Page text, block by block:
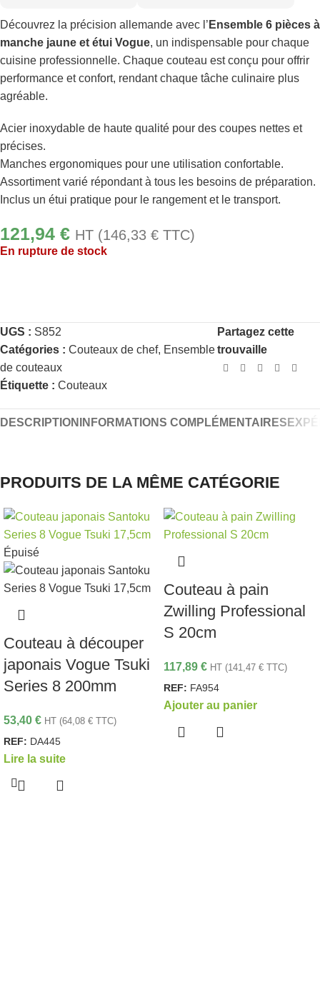
Découvrez la précision allemande avec l’ Ensemble 6 pièces à
manche jaune et étui Vogue, un indispensable pour chaque
cuisine professionnelle. Chaque couteau est conçu pour offrir
performance et confort, rendant chaque tâche culinaire plus
agréable.
Acier inoxydable de haute qualité pour des coupes nettes et
précises.
Manches ergonomiques pour une utilisation confortable.
Assortiment varié répondant à tous les besoins de préparation.
Inclus un étui pratique pour le rangement et le transport.
121,94 € HT (146,33 € TTC)
En rupture de stock
UGS : S852
Catégories : Couteaux de chef, Ensemble
de couteaux
Étiquette : Couteaux
Partagez cette
trouvaille
DESCRIPTION INFORMATIONS COMPLÉMENTAIRES
PRODUITS DE LA MÊME CATÉGORIE
Épuisé
Couteau à découper
japonais Vogue Tsuki
Series 8 200mm
53,40 € HT (64,08 € TTC)
REF: DA445
Lire la suite
Couteau à pain
Zwilling Professional
S 20cm
117,89 € HT (141,47 € TTC)
REF: FA954
Ajouter au panier